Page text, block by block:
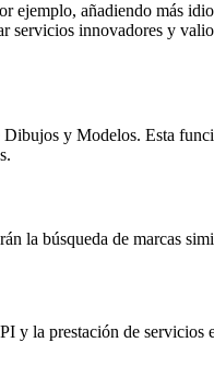
ejemplo, añadiendo más
innovadores y
y Modelos. Esta
la búsqueda de marcas
y la prestación de servicios